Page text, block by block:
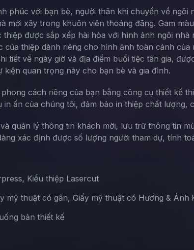
phúc với bạn bè, người thân khi chuyển về ngôi
mới xây trong khuôn viên thoáng đãng. Gam
được sắp xếp hài hòa với hình ảnh ngôi
thiệp dành riêng cho hình ảnh toàn cảnh
tiết về ngày giờ và địa điểm buổi tiệc tân gia,
quan trọng này cho bạn bè và gia đình.
cách riêng của bạn bằng công cụ thiết kế
ấn của chúng tôi, đảm bảo in thiệp chất lượng,
quản lý thông tin khách mời, lưu trữ thông tin
xác định được số lượng người tham dự, tính
Kiểu thiệp Lasercut
mỹ thuật có gân, Giấy mỹ thuật có Hương & Ánh
bản thiết kế